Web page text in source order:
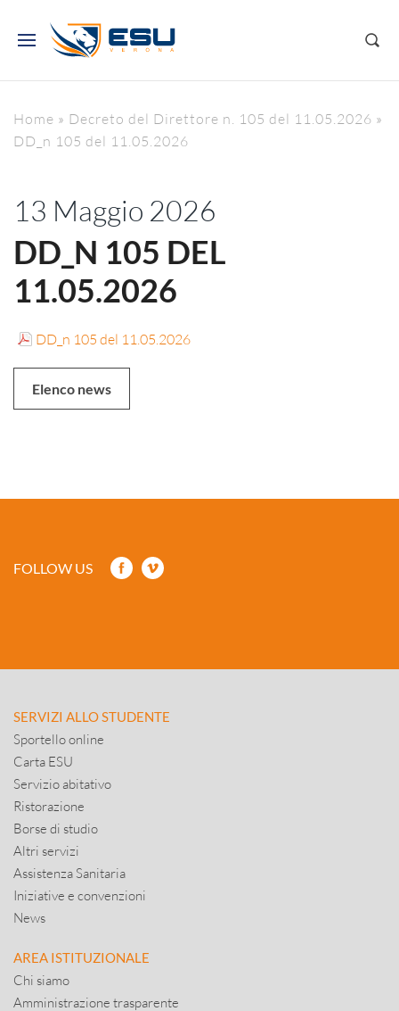
Home » Decreto del Direttore n. 105 del 11.05.2026 »
DD_n 105 del 11.05.2026
13 Maggio 2026
DD_N 105 DEL
11.05.2026
DD_n 105 del 11.05.2026
Elenco news
FOLLOW US
SERVIZI ALLO STUDENTE
Sportello online
Carta ESU
Servizio abitativo
Ristorazione
Borse di studio
Altri servizi
Assistenza Sanitaria
Iniziative e convenzioni
News
AREA ISTITUZIONALE
Chi siamo
Amministrazione trasparente